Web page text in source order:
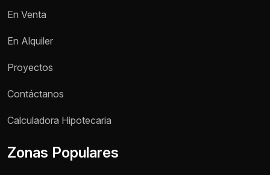
En Venta
En Alquiler
Proyectos
Contáctanos
Calculadora Hipotecaria
Zonas Populares